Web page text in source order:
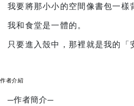
我要將那小小的空間像書包一樣
我和食堂是一體的。
只要進入殼中，那裡就是我的「
作者介紹
─作者簡介─